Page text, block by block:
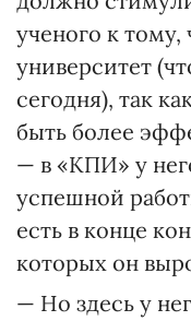
ученого к
университет
сегодня), так
быть более
— в «КПИ» у
успешной
есть в конце
которых он
— Но здесь у